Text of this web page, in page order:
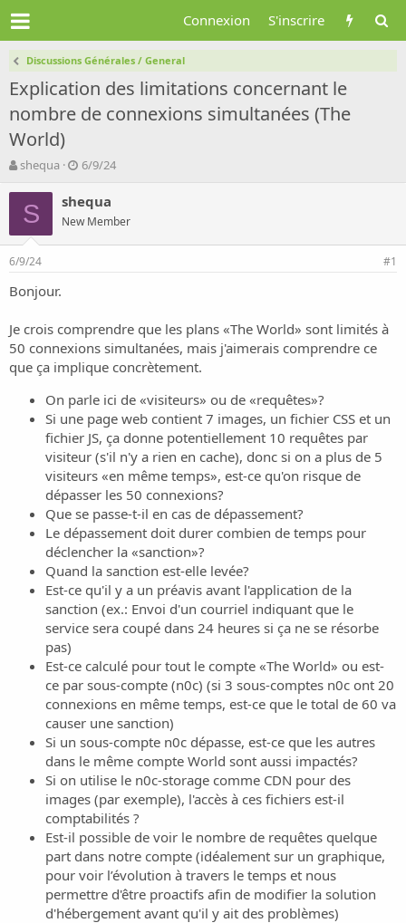
Connexion S'inscrire
Discussions Générales / General
Explication des limitations concernant le
nombre de connexions simultanées (The
World)
A
t
e
r
d
l
d
i
c
shequa
D
t
d
e
t
6/9/24
S shequa
New Member
6/9/24 #1
Bonjour.
Je crois comprendre que les plans «The World» sont limités à
50 connexions simultanées, mais j'aimerais comprendre ce
que ça implique concrètement.
On parle ici de «visiteurs» ou de «requêtes»?
Si une page web contient 7 images, un fichier CSS et un
fichier JS, ça donne potentiellement 10 requêtes par
visiteur (s'il n'y a rien en cache), donc si on a plus de 5
visiteurs «en même temps», est-ce qu'on risque de
dépasser les 50 connexions?
Que se passe-t-il en cas de dépassement?
Le dépassement doit durer combien de temps pour
déclencher la «sanction»?
Quand la sanction est-elle levée?
Est-ce qu'il y a un préavis avant l'application de la
sanction (ex.: Envoi d'un courriel indiquant que le
service sera coupé dans 24 heures si ça ne se résorbe
pas)
Est-ce calculé pour tout le compte «The World» ou est-
ce par sous-compte (n0c) (si 3 sous-comptes n0c ont 20
connexions en même temps, est-ce que le total de 60 va
causer une sanction)
Si un sous-compte n0c dépasse, est-ce que les autres
dans le même compte World sont aussi impactés?
Si on utilise le n0c-storage comme CDN pour des
images (par exemple), l'accès à ces fichiers est-il
comptabilités ?
Est-il possible de voir le nombre de requêtes quelque
part dans notre compte (idéalement sur un graphique,
pour voir l’évolution à travers le temps et nous
permettre d'être proactifs afin de modifier la solution
d'hébergement avant qu'il y ait des problèmes)